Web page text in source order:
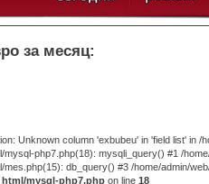
за месяц:
Unknown column 'exbubeu' in 'field list' in
mysql-php7.php(18): mysqli_query() #1 /
db_query() #3 /home/admin/
mysql-php7.php on line 18